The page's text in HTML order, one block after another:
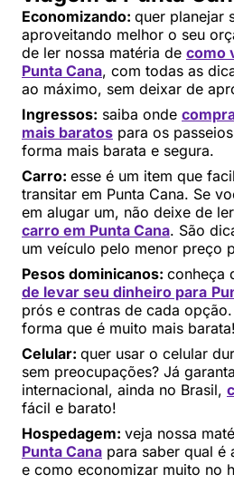
Economizando: quer planejar
aproveitando melhor o seu
de ler nossa matéria de como
Punta Cana, com todas as
ao máximo, sem deixar de
Ingressos: saiba onde
mais baratos para os
forma mais barata e segura.
Carro: esse é um item que
transitar em Punta Cana. Se
em alugar um, não deixe de ler
carro em Punta Cana. São
um veículo pelo menor preço
Pesos dominicanos: conheça
de levar seu dinheiro para
prós e contras de cada
forma que é muito mais barata!
Celular: quer usar o celular
sem preocupações? Já
internacional, ainda no Brasil,
fácil e barato!
Hospedagem: veja nossa
Punta Cana para saber qual é
e como economizar muito no